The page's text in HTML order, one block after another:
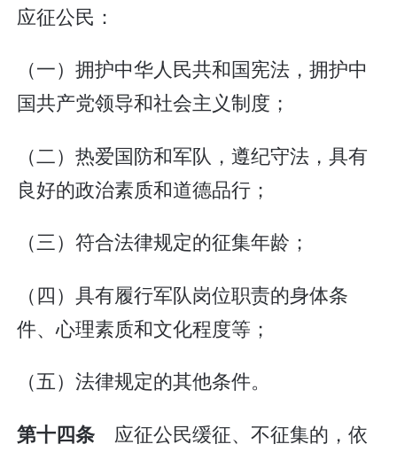
应征公民：
（一）拥护中华人民共和国宪法，拥护中
国共产党领导和社会主义制度；
（二）热爱国防和军队，遵纪守法，具有
良好的政治素质和道德品行；
（三）符合法律规定的征集年龄；
（四）具有履行军队岗位职责的身体条
件、心理素质和文化程度等；
（五）法律规定的其他条件。
第十四条 应征公民缓征、不征集的，依